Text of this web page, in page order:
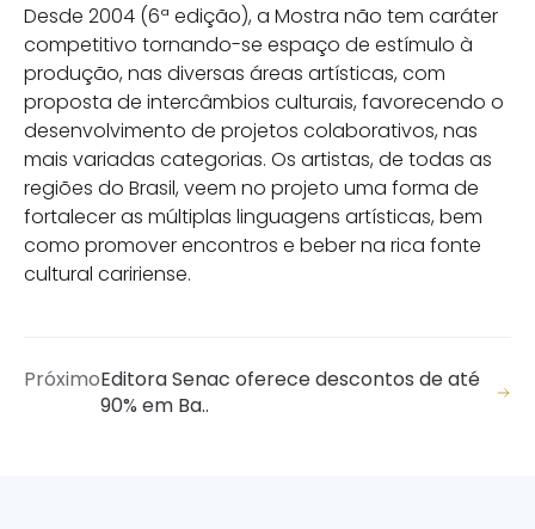
Desde 2004 (6ª edição), a Mostra não tem caráter
competitivo tornando-se espaço de estímulo à
produção, nas diversas áreas artísticas, com
proposta de intercâmbios culturais, favorecendo o
desenvolvimento de projetos colaborativos, nas
mais variadas categorias. Os artistas, de todas as
regiões do Brasil, veem no projeto uma forma de
fortalecer as múltiplas linguagens artísticas, bem
como promover encontros e beber na rica fonte
cultural caririense.
PróximoEditora Senac oferece descontos de até
90% em Ba..